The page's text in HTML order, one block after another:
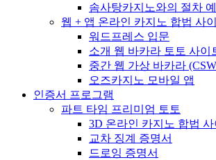
솜사탕카지노와의 절차
웹 + 앱 온라인 카지노 합법 사
워드프레스 입문
소개 웹 바카라 토토 사이
중간 웹 가상 바카라
오즈카지노 모바일 앱
인증서 프로그램
파트 타임 프리미엄 토토
3D 온라인 카지노 합법 사
교차 징계 증명서
드로잉 증명서